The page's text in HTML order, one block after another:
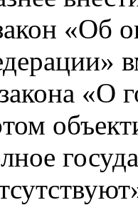
«Об
«О